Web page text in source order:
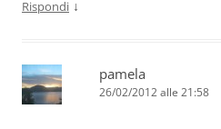
Rispondi ↓
pamela
26/02/2012 alle 21:58